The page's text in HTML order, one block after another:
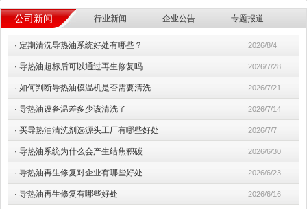
公司新闻 行业新闻 企业公告 专题报道
· 定期清洗导热油系统好处有哪些？ 2026/8/4
· 导热油超标后可以通过再生修复吗 2026/7/28
· 如何判断导热油模温机是否需要清洗 2026/7/21
· 导热油设备温差多少该清洗了 2026/7/14
· 买导热油清洗剂选源头工厂有哪些好处 2026/7/7
· 导热油系统为什么会产生结焦积碳 2026/6/30
· 导热油再生修复对企业有哪些好处 2026/6/23
· 导热油再生修复有哪些好处 2026/6/16